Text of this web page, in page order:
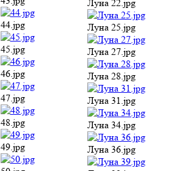
48.jpg
49.jpg
50.jpg
51.jpg
52.jpg
53.jpg
54.jpg
Луна 36.jpg
Луна 39.jpg
Луна 41.jpg
Луна 42.jpg
Луна 101.jpg
Луна 102.jpg